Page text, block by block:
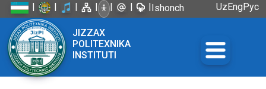
| | | | | | |Ishonch
UzEngРус
JIZZAX
POLITEXNIKA
INSTITUTI